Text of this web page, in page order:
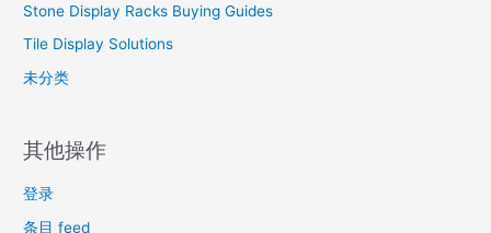
Stone Display Racks Buying Guides
Tile Display Solutions
未分类
其他操作
登录
条目 feed